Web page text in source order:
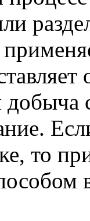
добыча
то